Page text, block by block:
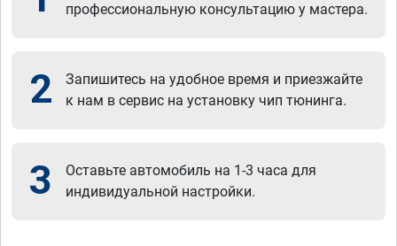
профессиональную консультацию у мастера.
2
Запишитесь на удобное время и приезжайте
к нам в сервис на установку чип тюнинга.
3
Оставьте автомобиль на 1-3 часа для
индивидуальной настройки.